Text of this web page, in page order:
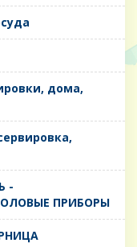
дома,
-
ПРИБОРЫ